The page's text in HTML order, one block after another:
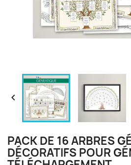

PACK DE 16 ARBRES
DÉCORATIFS POUR